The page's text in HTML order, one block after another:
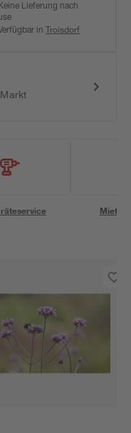
Keine Lieferung nach
in Troisdorf